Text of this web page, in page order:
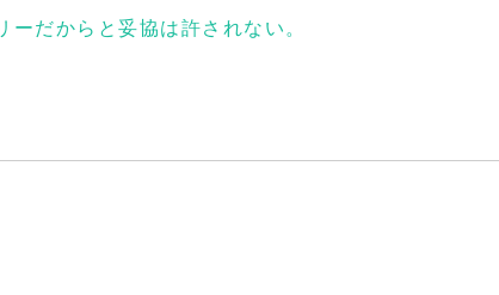
だからと妥協は許されない。